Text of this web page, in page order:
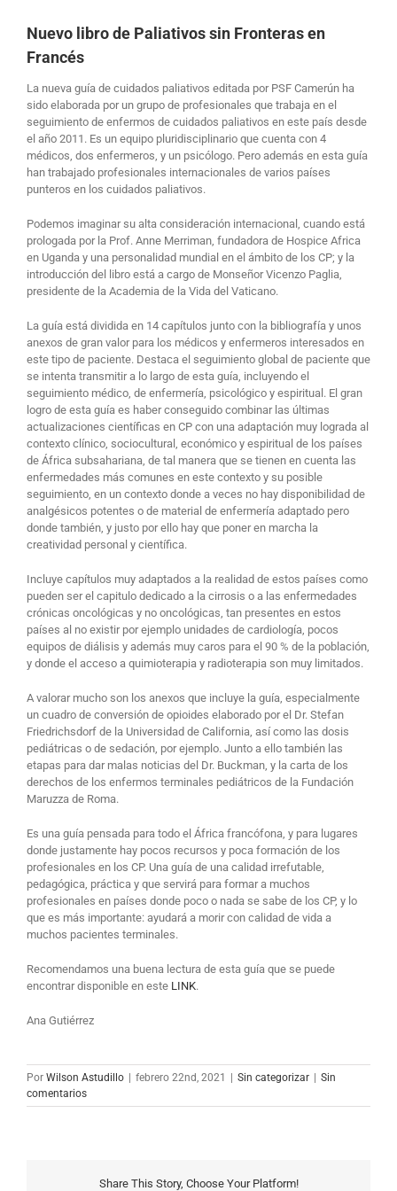
Nuevo libro de Paliativos sin Fronteras en
Francés
La nueva guía de cuidados paliativos editada por PSF Camerún ha
sido elaborada por un grupo de profesionales que trabaja en el
seguimiento de enfermos de cuidados paliativos en este país desde
el año 2011. Es un equipo pluridisciplinario que cuenta con 4
médicos, dos enfermeros, y un psicólogo. Pero además en esta guía
han trabajado profesionales internacionales de varios países
punteros en los cuidados paliativos.
Podemos imaginar su alta consideración internacional, cuando está
prologada por la Prof. Anne Merriman, fundadora de Hospice Africa
en Uganda y una personalidad mundial en el ámbito de los CP; y la
introducción del libro está a cargo de Monseñor Vicenzo Paglia,
presidente de la Academia de la Vida del Vaticano.
La guía está dividida en 14 capítulos junto con la bibliografía y unos
anexos de gran valor para los médicos y enfermeros interesados en
este tipo de paciente. Destaca el seguimiento global de paciente que
se intenta transmitir a lo largo de esta guía, incluyendo el
seguimiento médico, de enfermería, psicológico y espiritual. El gran
logro de esta guía es haber conseguido combinar las últimas
actualizaciones científicas en CP con una adaptación muy lograda al
contexto clínico, sociocultural, económico y espiritual de los países
de África subsahariana, de tal manera que se tienen en cuenta las
enfermedades más comunes en este contexto y su posible
seguimiento, en un contexto donde a veces no hay disponibilidad de
analgésicos potentes o de material de enfermería adaptado pero
donde también, y justo por ello hay que poner en marcha la
creatividad personal y científica.
Incluye capítulos muy adaptados a la realidad de estos países como
pueden ser el capitulo dedicado a la cirrosis o a las enfermedades
crónicas oncológicas y no oncológicas, tan presentes en estos
países al no existir por ejemplo unidades de cardiología, pocos
equipos de diálisis y además muy caros para el 90 % de la población,
y donde el acceso a quimioterapia y radioterapia son muy limitados.
A valorar mucho son los anexos que incluye la guía, especialmente
un cuadro de conversión de opioides elaborado por el Dr. Stefan
Friedrichsdorf de la Universidad de California, así como las dosis
pediátricas o de sedación, por ejemplo. Junto a ello también las
etapas para dar malas noticias del Dr. Buckman, y la carta de los
derechos de los enfermos terminales pediátricos de la Fundación
Maruzza de Roma.
Es una guía pensada para todo el África francófona, y para lugares
donde justamente hay pocos recursos y poca formación de los
profesionales en los CP. Una guía de una calidad irrefutable,
pedagógica, práctica y que servirá para formar a muchos
profesionales en países donde poco o nada se sabe de los CP, y lo
que es más importante: ayudará a morir con calidad de vida a
muchos pacientes terminales.
Recomendamos una buena lectura de esta guía que se puede
encontrar disponible en este LINK.
Ana Gutiérrez
Por Wilson Astudillo febrero 22nd, 2021 Sin categorizar
Sin
comentarios
Share This Story, Choose Your Platform!